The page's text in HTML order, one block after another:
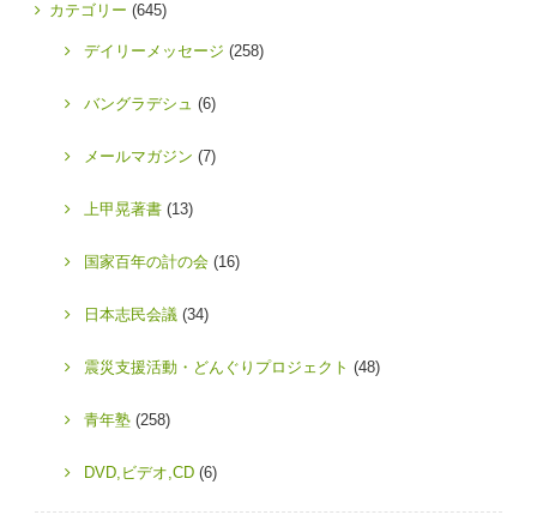
カテゴリー (645)
デイリーメッセージ (258)
バングラデシュ (6)
メールマガジン (7)
上甲晃著書 (13)
国家百年の計の会 (16)
日本志民会議 (34)
震災支援活動・どんぐりプロジェクト (48)
青年塾 (258)
DVD,ビデオ,CD (6)